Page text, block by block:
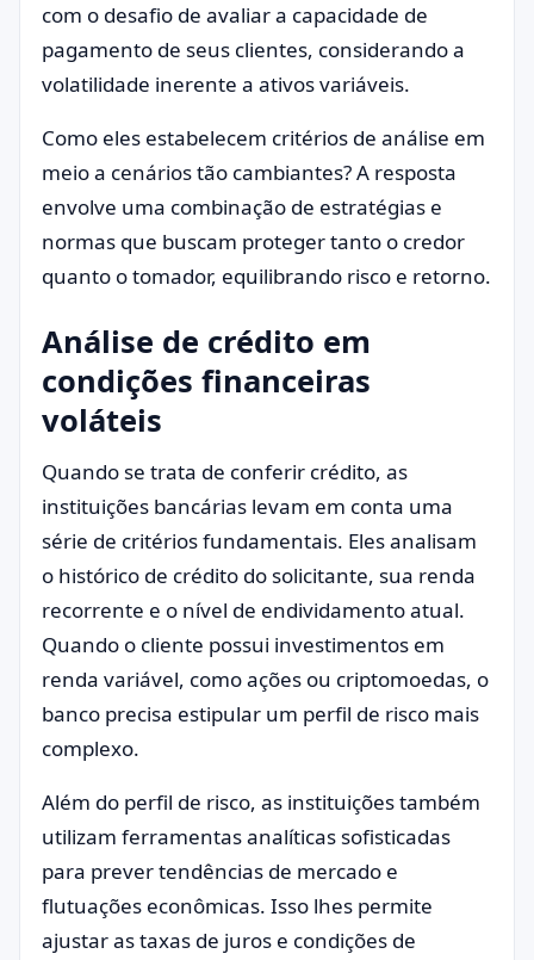
com o desafio de avaliar a capacidade de
pagamento de seus clientes, considerando a
volatilidade inerente a ativos variáveis.
Como eles estabelecem critérios de análise em
meio a cenários tão cambiantes? A resposta
envolve uma combinação de estratégias e
normas que buscam proteger tanto o credor
quanto o tomador, equilibrando risco e retorno.
Análise de crédito em
condições financeiras
voláteis
Quando se trata de conferir crédito, as
instituições bancárias levam em conta uma
série de critérios fundamentais. Eles analisam
o histórico de crédito do solicitante, sua renda
recorrente e o nível de endividamento atual.
Quando o cliente possui investimentos em
renda variável, como ações ou criptomoedas, o
banco precisa estipular um perfil de risco mais
complexo.
Além do perfil de risco, as instituições também
utilizam ferramentas analíticas sofisticadas
para prever tendências de mercado e
flutuações econômicas. Isso lhes permite
ajustar as taxas de juros e condições de